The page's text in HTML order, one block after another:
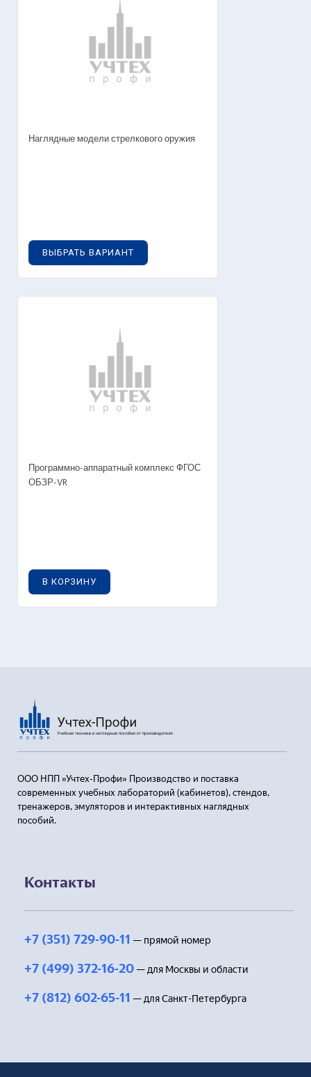
Наглядные модели стрелкового оружия
ВЫБРАТЬ ВАРИАНТ
Программно-аппаратный комплекс ФГОС
ОБЗР-VR
В КОРЗИНУ
ООО НПП »Учтех-Профи» Производство и поставка
современных учебных лабораторий (кабинетов), стендов,
тренажеров, эмуляторов и интерактивных наглядных
пособий.
Контакты
+7 (351) 729-90-11 — прямой номер
+7 (499) 372-16-20 — для Москвы и области
+7 (812) 602-65-11 — для Санкт-Петербурга